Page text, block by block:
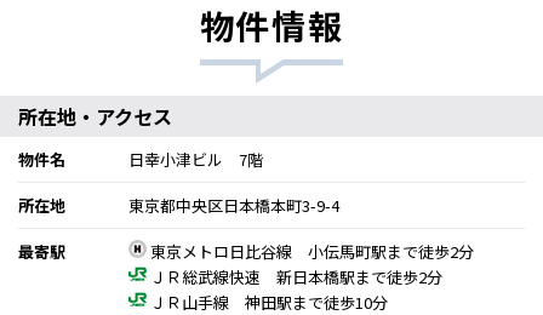
物件情報
所在地・アクセス
物件名
日幸小津ビル 7階
所在地
東京都中央区日本橋本町3-9-4
最寄駅
東京メトロ日比谷線 小伝馬町駅まで徒歩2分
ＪＲ総武線快速 新日本橋駅まで徒歩2分
ＪＲ山手線 神田駅まで徒歩10分